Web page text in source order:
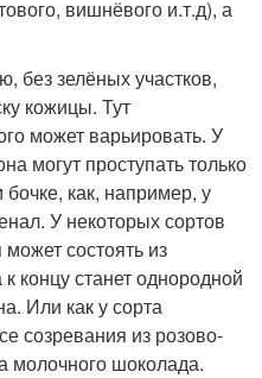
вишнёвого и.т.д), а
без зелёных участков,
кожицы. Тут
может варьировать. У
могут проступать только
как, например, у
У некоторых сортов
состоять из
концу станет однородной
Или как у сорта
созревания из розово-
молочного шоколада.